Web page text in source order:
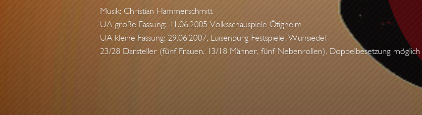
Musik: Christian Hammerschmitt
UA große Fassung: 11.06.2005 Volksschauspiele Ötigheim
UA kleine Fassung: 29.06.2007, Luisenburg Festspiele, Wunsiedel
23/28 Darsteller (fünf Frauen, 13/18 Männer, fünf Nebenrollen), Doppelbesetzung möglich